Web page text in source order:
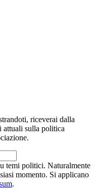
riceverai dalla
attuali sulla politica
temi politici. Naturalmente
momento. Si applicano
.